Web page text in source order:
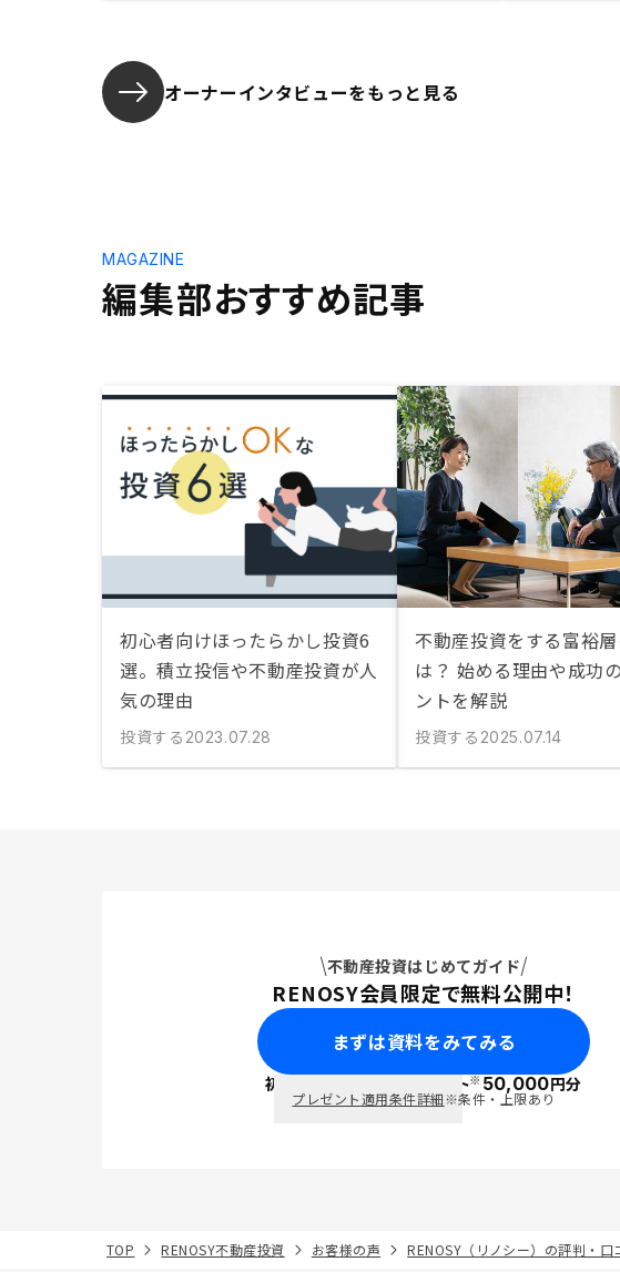
オーナーインタビューをもっと見る
編集部おすすめ記事
MAGAZINE
初心者向けほったらかし投資6
選。積立投信や不動産投資が人
気の理由
投資する 2023.07.28
不動産投資をする富裕
は？ 始める理由や成功
ントを解説
投資する 2025.07.14
不動産投資はじめてガイド
RENOSY会員限定で無料公開中！
まずは資料をみてみる
初回面談で ポイント※50,000円分
プレゼント適用条件詳細※条件・上限あり
TOP RENOSY不動産投資 お客様の声 RENOSY（リノシー）の評判・口